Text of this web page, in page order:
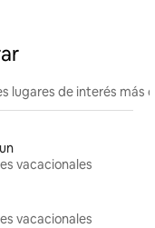
lugares de interés más
vacacionales
vacacionales